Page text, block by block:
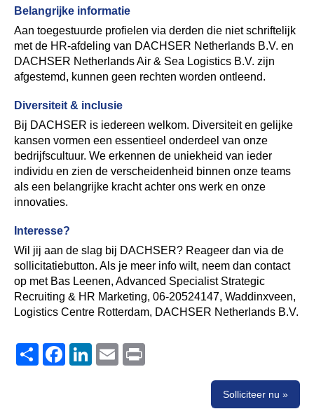
Belangrijke informatie
Aan toegestuurde profielen via derden die niet schriftelijk
met de HR-afdeling van DACHSER Netherlands B.V. en
DACHSER Netherlands Air & Sea Logistics B.V. zijn
afgestemd, kunnen geen rechten worden ontleend.
Diversiteit & inclusie
Bij DACHSER is iedereen welkom. Diversiteit en gelijke
kansen vormen een essentieel onderdeel van onze
bedrijfscultuur. We erkennen de uniekheid van ieder
individu en zien de verscheidenheid binnen onze teams
als een belangrijke kracht achter ons werk en onze
innovaties.
Interesse?
Wil jij aan de slag bij DACHSER? Reageer dan via de
sollicitatiebutton. Als je meer info wilt, neem dan contact
op met Bas Leenen, Advanced Specialist Strategic
Recruiting & HR Marketing, 06-20524147, Waddinxveen,
Logistics Centre Rotterdam, DACHSER Netherlands B.V.
Share FacebookLinkedInEmail
Solliciteer nu »